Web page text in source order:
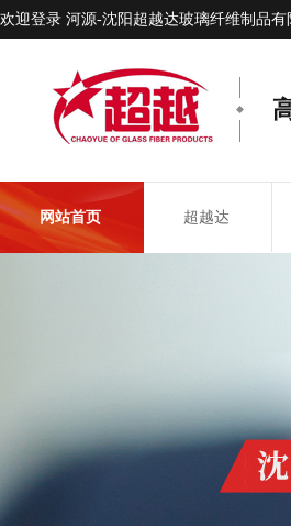
欢迎登录 河源-沈阳超越达玻璃纤维制品有
网站首页 超越达